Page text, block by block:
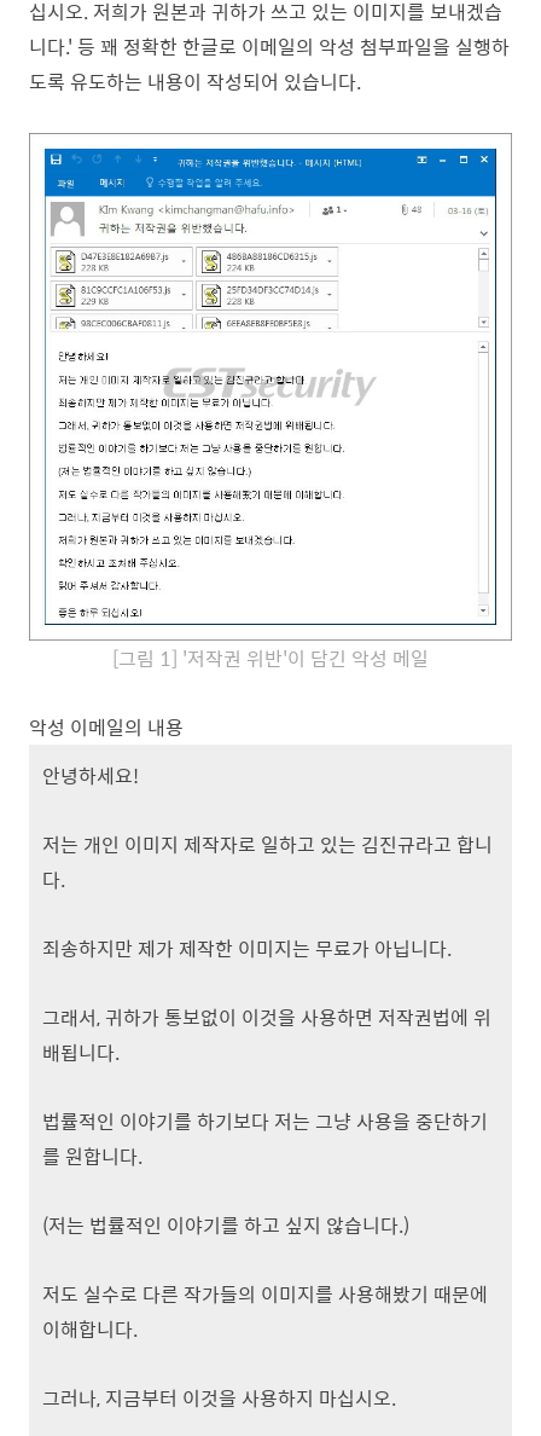
십시오. 저희가 원본과 귀하가 쓰고 있는 이미지를 보내겠습
니다.' 등 꽤 정확한 한글로 이메일의 악성 첨부파일을 실행하
도록 유도하는 내용이 작성되어 있습니다.
[그림 1] '저작권 위반'이 담긴 악성 메일
악성 이메일의 내용
안녕하세요!
저는 개인 이미지 제작자로 일하고 있는 김진규라고 합니
다.
죄송하지만 제가 제작한 이미지는 무료가 아닙니다.
그래서, 귀하가 통보없이 이것을 사용하면 저작권법에 위
배됩니다.
법률적인 이야기를 하기보다 저는 그냥 사용을 중단하기
를 원합니다.
(저는 법률적인 이야기를 하고 싶지 않습니다.)
저도 실수로 다른 작가들의 이미지를 사용해봤기 때문에
이해합니다.
그러나, 지금부터 이것을 사용하지 마십시오.